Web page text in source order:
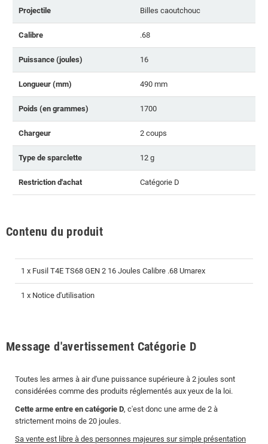
Projectile Billes caoutchouc
Calibre .68
Puissance (joules) 16
Longueur (mm) 490 mm
Poids (en grammes) 1700
Chargeur 2 coups
Type de sparclette 12 g
Restriction d'achat Catégorie D
Contenu du produit
1 x Fusil T4E TS68 GEN 2 16 Joules Calibre .68 Umarex
1 x Notice d'utilisation
Message d'avertissement Catégorie D
Toutes les armes à air d'une puissance supérieure à 2 joules sont
considérées comme des produits réglementés aux yeux de la loi.
Cette arme entre en catégorie D, c'est donc une arme de 2 à
strictement moins de 20 joules.
Sa vente est libre à des personnes majeures sur simple présentation